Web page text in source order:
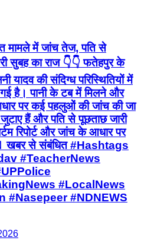
मामले में जांच तेज, पति से
सुबह का राज 👇👇 फतेहपुर के
यादव की संदिग्ध परिस्थितियों में
है। पानी के टब में मिलने और
पर कई पहलुओं की जांच की जा
हैं और पति से पूछताछ जारी
रिपोर्ट और जांच के आधार पर
🔖 खबर से संबंधित #Hashtags
#TeacherNews
#LocalNews
#NDNEWS